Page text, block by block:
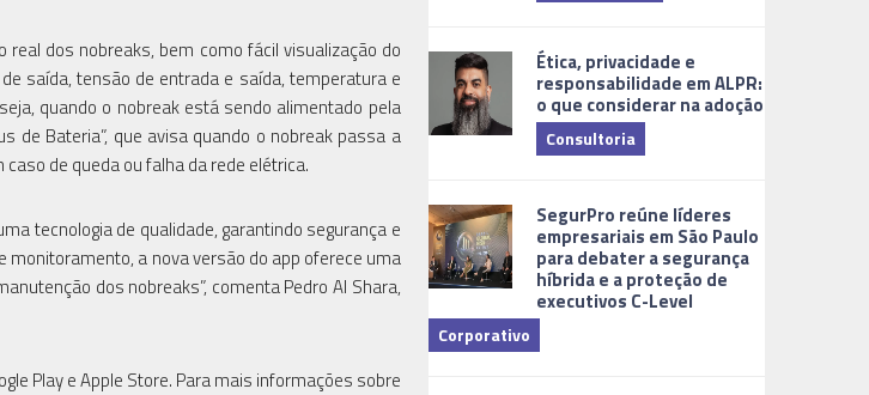
dos nobreaks, bem como fácil visualização do
saída, tensão de entrada e saída, temperatura e
quando o nobreak está sendo alimentado pela
de Bateria”, que avisa quando o nobreak passa a
de queda ou falha da rede elétrica.
tecnologia de qualidade, garantindo segurança e
a nova versão do app oferece uma
dos nobreaks”, comenta Pedro Al Shara,
Play e Apple Store. Para mais informações sobre
Ética, privacidade e
responsabilidade em ALPR:
o que considerar na adoção
Consultoria
SegurPro reúne líderes
empresariais em São Paulo
para debater a segurança
híbrida e a proteção de
executivos C-Level
Corporativo